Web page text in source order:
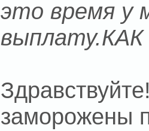
это время у
заморожены